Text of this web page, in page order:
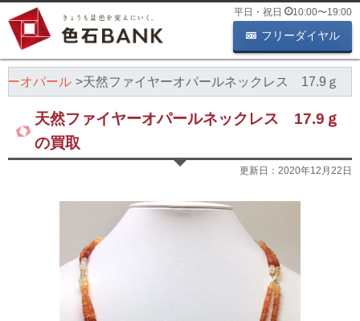
平日・祝日 10:00〜19:00
フリーダイヤル
ーオパール 天然ファイヤーオパールネックレス 17.9ｇ
天然ファイヤーオパールネックレス 17.9ｇ
の買取
更新日： 2020年12月22日